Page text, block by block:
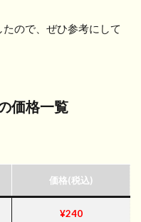
ので、ぜひ参考にして
価格一覧
価格(税込)
¥240